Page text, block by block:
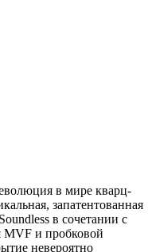
в мире кварц-
запатентованная
в сочетании с
MVF и пробковой
невероятно